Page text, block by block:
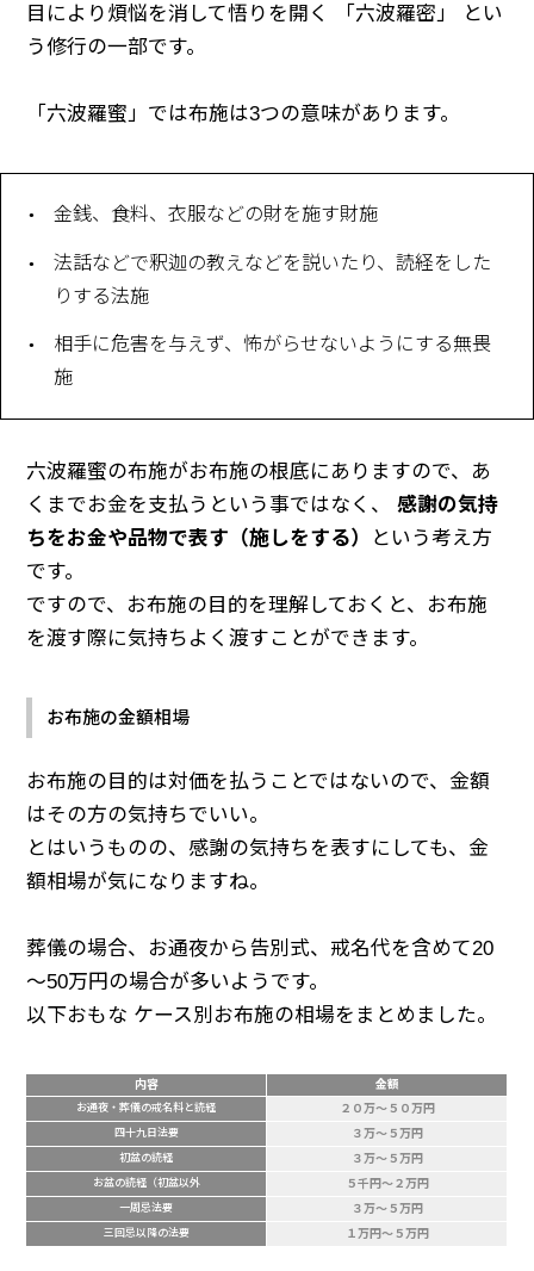
目により煩悩を消して悟りを開く 「六波羅密」 とい
う修行の一部です。
「六波羅蜜」では布施は3つの意味があります。
金銭、食料、衣服などの財を施す財施
法話などで釈迦の教えなどを説いたり、読経をした
りする法施
相手に危害を与えず、怖がらせないようにする無畏
施
六波羅蜜の布施がお布施の根底にありますので、あ
くまでお金を支払うという事ではなく、感謝の気持
ちをお金や品物で表す（施しをする）
という考え方
です。
ですので、お布施の目的を理解しておくと、お布施
を渡す際に気持ちよく渡すことができます。
お布施の金額相場
お布施の目的は対価を払うことではないので、金額
はその方の気持ちでいい。
とはいうものの、感謝の気持ちを表すにしても、金
額相場が気になりますね。
葬儀の場合、お通夜から告別式、戒名代を含めて20
～50万円の場合が多いようです。
以下おもな ケース別お布施の相場をまとめました。
内容 金額
お通夜・葬儀の戒名料と読経 ２０万～５０万円
四十九日法要 ３万～５万円
初盆の読経 ３万～５万円
お盆の読経（初盆以外 ５千円～２万円
一周忌法要 ３万～５万円
三回忌以降の法要 １万円～５万円